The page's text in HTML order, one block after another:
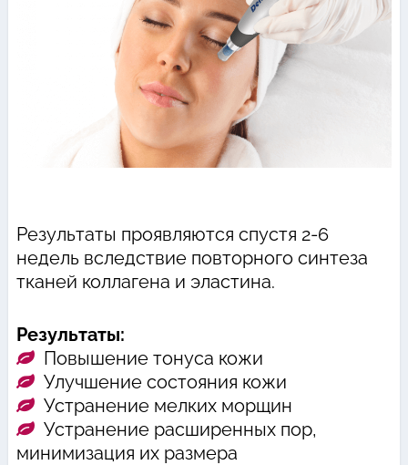
Результаты проявляются спустя 2-6
недель вследствие повторного синтеза
тканей коллагена и эластина.
Результаты:
Повышение тонуса кожи
Улучшение состояния кожи
Устранение мелких морщин
Устранение расширенных пор,
минимизация их размера